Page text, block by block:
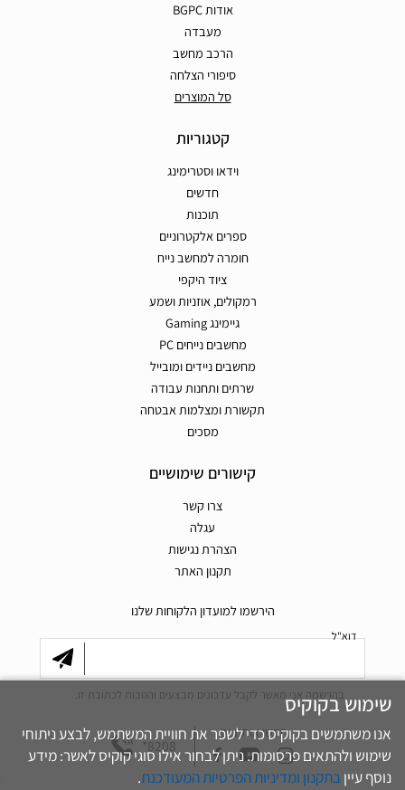
אודות BGPC
מעבדה
הרכב מחשב
סיפורי הצלחה
סל המוצרים
קטגוריות
וידאו וסטרימינג
חדשים
תוכנות
ספרים אלקטרוניים
חומרה למחשב נייח
ציוד היקפי
רמקולים, אוזניות ושמע
גיימינג Gaming
מחשבים נייחים PC
מחשבים ניידים ומובייל
שרתים ותחנות עבודה
תקשורת ומצלמות אבטחה
מסכים
קישורים שימושיים
צרו קשר
עגלה
הצהרת נגישות
תקנון האתר
הירשמו למועדון הלקוחות שלנו
דוא"ל
בהרשמה אני מאשר לקבל עדכונים מבצעים והטבות לכתובת זו.
חפשו אותנו גם
*8208
שימוש בקוקיס
אנו משתמשים בקוקיס כדי לשפר את חוויית המשתמש, לבצע ניתוחי
שימוש ולהתאים פרסומות. ניתן לבחור אילו סוגי קוקיס לאשר: מידע
נוסף עייןבתקנון ומדיניות הפרטיות המעודכנת.